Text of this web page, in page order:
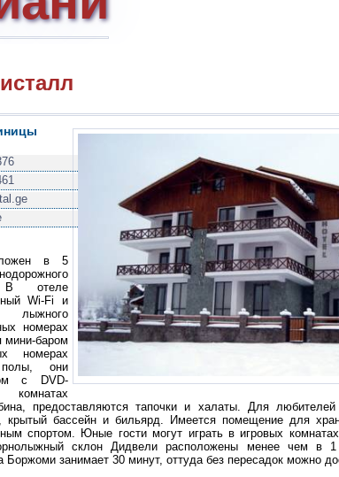
в 5
В отеле
Wi-Fi и
лыжного
номерах
мини-баром
номерах
они
с DVD-
предоставляются тапочки и халаты. Для
крытый бассейн и бильярд. Имеется помещение для
спортом. Юные гости могут играть в игровых
склон Дидвели расположены менее чем в
Боржоми занимает 30 минут, оттуда без пересадок можно